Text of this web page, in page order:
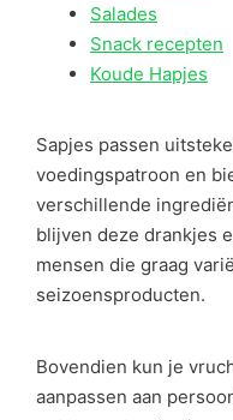
Salades
Snack recepten
Koude Hapjes
Sapjes passen
voedingspatroon en
verschillende
blijven deze drankjes
mensen die graag
seizoensproducten.
Bovendien kun je
aanpassen aan